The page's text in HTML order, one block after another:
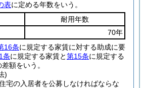
表に定める年数をいう。
耐用年数
70年
16条に規定する家賃に対する助成に要
条に規定する家賃と第15条に規定する
額をいう。
)
宅の入居者を公募しなければならな